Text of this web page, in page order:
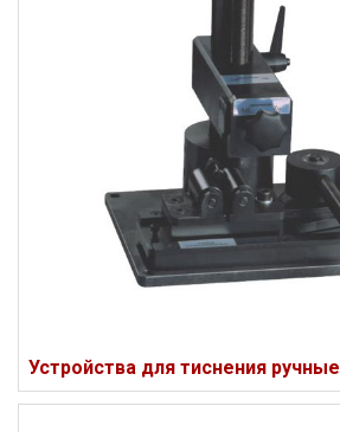
Устройства для тиснения ручные